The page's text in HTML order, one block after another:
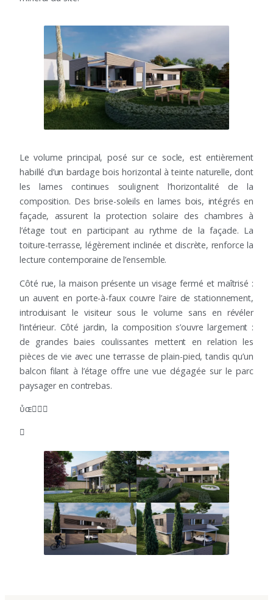
Le volume principal, posé sur ce socle, est entièrement
habillé d’un bardage bois horizontal à teinte naturelle, dont
les lames continues soulignent l’horizontalité de la
composition. Des brise-soleils en lames bois, intégrés en
façade, assurent la protection solaire des chambres à
l’étage tout en participant au rythme de la façade. La
toiture-terrasse, légèrement inclinée et discrète, renforce la
lecture contemporaine de l’ensemble.
Côté rue, la maison présente un visage fermé et maîtrisé :
un auvent en porte-à-faux couvre l’aire de stationnement,
introduisant le visiteur sous le volume sans en révéler
l’intérieur. Côté jardin, la composition s’ouvre largement :
de grandes baies coulissantes mettent en relation les
pièces de vie avec une terrasse de plain-pied, tandis qu’un
balcon filant à l’étage offre une vue dégagée sur le parc
paysager en contrebas.

